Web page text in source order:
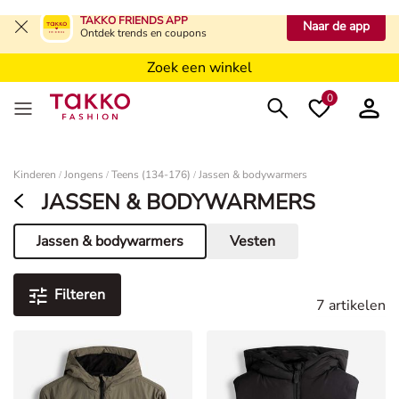
TAKKO FRIENDS APP
Ontdek trends en coupons
Naar de app
Zoek een winkel
Zoek een winkel
Zoek een winkel
0
Kinderen / Jongens / Teens (134-176) / Jassen & bodywarmers
JASSEN & BODYWARMERS
Jassen & bodywarmers
Huidige pagina Vesten
Filteren
7 artikelen